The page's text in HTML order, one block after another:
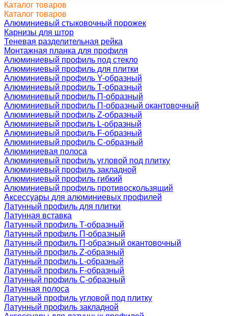
Каталог товаров
Каталог товаров
Алюминиевый стыковочный порожек
Карнизы для штор
Теневая разделительная рейка
Монтажная планка для профиля
Алюминиевый профиль под стекло
Алюминиевый профиль для плитки
Алюминиевый профиль Y-образный
Алюминиевый профиль Т-образный
Алюминиевый профиль П-образный
Алюминиевый профиль П-образный окантовочный
Алюминиевый профиль Z-образный
Алюминиевый профиль L-образный
Алюминиевый профиль F-образный
Алюминиевый профиль C-образный
Алюминиевая полоса
Алюминиевый профиль угловой под плитку
Алюминиевый профиль закладной
Алюминиевый профиль гибкий
Алюминиевый профиль противоскользящий
Аксессуары для алюминиевых профилей
Латунный профиль для плитки
Латунная вставка
Латунный профиль Т-образный
Латунный профиль П-образный
Латунный профиль П-образный окантовочный
Латунный профиль Z-образный
Латунный профиль L-образный
Латунный профиль F-образный
Латунный профиль C-образный
Латунная полоса
Латунный профиль угловой под плитку
Латунный профиль закладной